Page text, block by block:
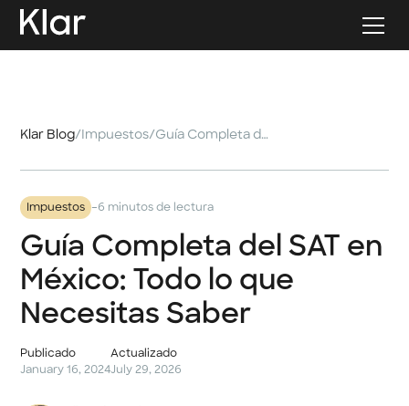
Klar Blog/ Impuestos/ Guía Completa del SAT en México: Todo lo que Necesitas Saber
Impuestos -6 minutos de lectura
Guía Completa del SAT en
México: Todo lo que
Necesitas Saber
Publicado
January 16, 2024
Actualizado
July 29, 2026